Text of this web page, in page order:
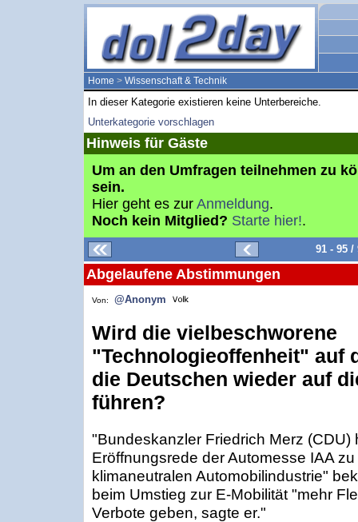
Home > Wissenschaft & Technik
In dieser Kategorie existieren keine Unterbereiche.
Unterkategorie vorschlagen
Hinweis für Gäste
Um an den Umfragen teilnehmen zu
sein.
Hier geht es zur Anmeldung.
Noch kein Mitglied? Starte hier!.
91 - 95
Abgelaufene Abstimmungen
Von: @Anonym
Wird die vielbeschworene
"Technologieoffenheit" auf
die Deutschen wieder auf
führen?
"Bundeskanzler Friedrich Merz (CDU)
Eröffnungsrede der Automesse IAA
klimaneutralen Automobilindustrie"
beim Umstieg zur E-Mobilität "mehr
Verbote geben, sagte er."